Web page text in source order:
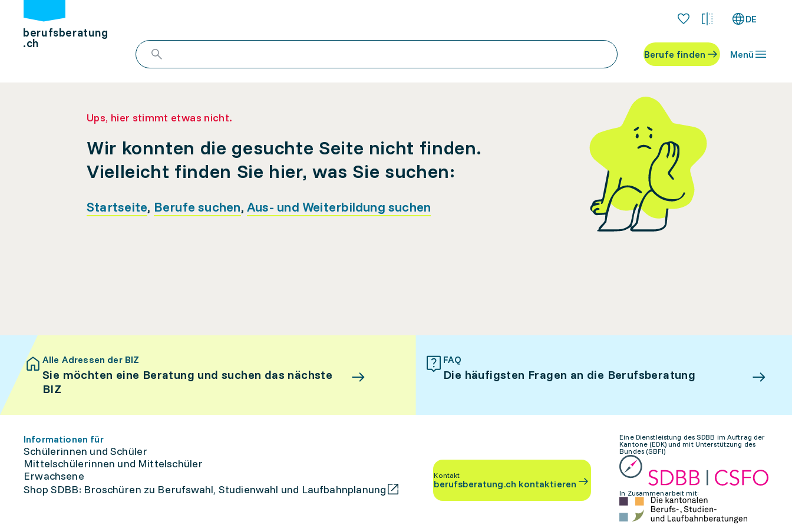
berufsberatung
.ch
DE
Berufe finden Menü
Ups, hier stimmt etwas nicht.
Wir konnten die gesuchte Seite nicht finden.
Vielleicht finden Sie hier, was Sie suchen:
Startseite, Berufe suchen, Aus- und Weiterbildung suchen
Alle Adressen der BIZ
Sie möchten eine Beratung und suchen das nächste
BIZ
FAQ
Die häufigsten Fragen an die Berufsberatung
Informationen für
Schülerinnen und Schüler
Mittelschülerinnen und Mittelschüler
Erwachsene
Shop SDBB: Broschüren zu Berufswahl, Studienwahl und Laufbahnplanung
Kontakt
berufsberatung.ch kontaktieren
Eine Dienstleistung des SDBB im Auftrag der
Kantone (EDK) und mit Unterstützung des
Bundes (SBFI)
In Zusammenarbeit mit: